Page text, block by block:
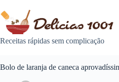
para
conteúdo
Receitas rápidas sem complicação
Bolo de laranja de caneca